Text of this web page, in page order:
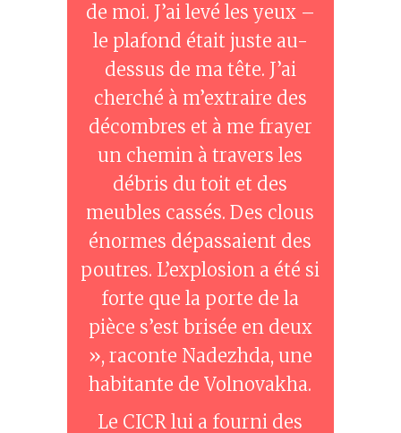
de moi. J’ai levé les yeux –
le plafond était juste au-
dessus de ma tête. J’ai
cherché à m’extraire des
décombres et à me frayer
un chemin à travers les
débris du toit et des
meubles cassés. Des clous
énormes dépassaient des
poutres. L’explosion a été si
forte que la porte de la
pièce s’est brisée en deux
», raconte Nadezhda, une
habitante de Volnovakha.
Le CICR lui a fourni des